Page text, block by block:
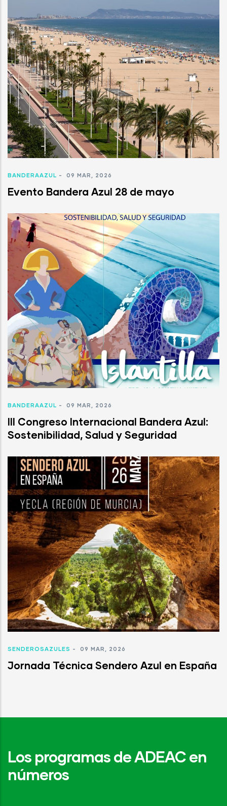
BANDERAAZUL - 09 MAR, 2026
Evento Bandera Azul 28 de mayo
BANDERAAZUL - 09 MAR, 2026
III Congreso Internacional Bandera Azul:
Sostenibilidad, Salud y Seguridad
SENDEROSAZULES - 09 MAR, 2026
Jornada Técnica Sendero Azul en España
Los programas de ADEAC en
números